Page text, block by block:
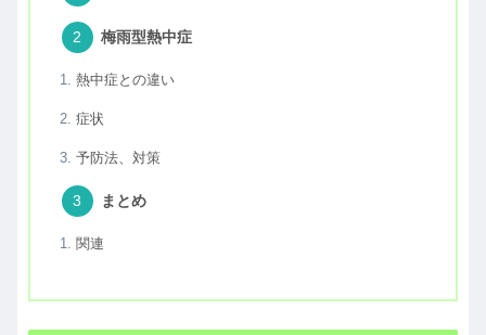
梅雨型熱中症
熱中症との違い
症状
予防法、対策
まとめ
関連